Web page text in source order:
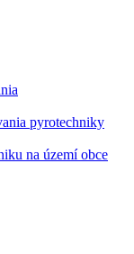
pyrotechniky
na území obce